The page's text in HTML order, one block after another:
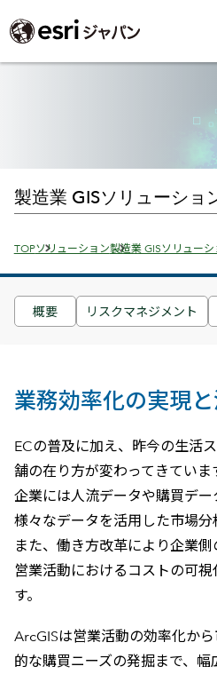
概要 リスクマネジメント
製造業 GISソリューショ
Breadcrumbs
TOPソリューション製造業 GISソリューシ
業務効率化の実現
ECの普及に加え、昨今の生活
舗の在り方が変わってきていま
企業には人流データや購買デ
様々なデータを活用した市場分
また、働き方改革により企業側
営業活動におけるコストの可
す。
ArcGISは営業活動の効率化か
的な購買ニーズの発掘まで、幅